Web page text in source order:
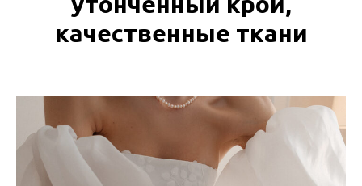
качественные ткани